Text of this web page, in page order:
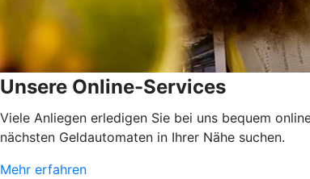
Unsere Online-Services
Viele Anliegen erledigen Sie bei uns bequem
nächsten Geldautomaten in Ihrer Nähe suchen.
Mehr erfahren